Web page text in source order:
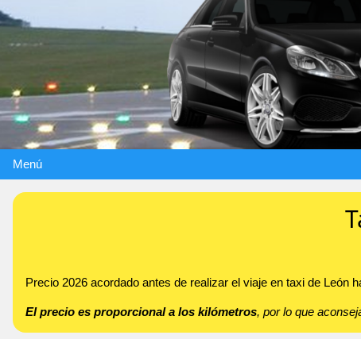
Menú
Precio 2026 acordado antes de realizar el viaje en taxi de
El precio es proporcional a los kilómetros, por lo que